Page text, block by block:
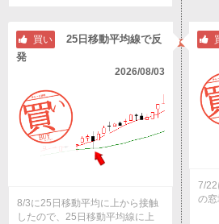
買い
25日移動平均線で反
発
2026/08/03
8/3に25日移動平均に上から接触
したので、25日移動平均線に上
7/
の窓